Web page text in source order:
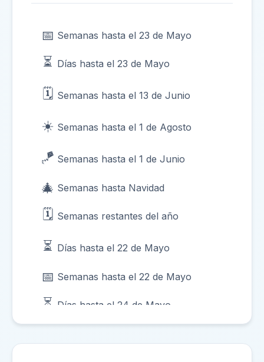
📅 Semanas hasta el 23 de Mayo
⏳ Días hasta el 23 de Mayo
🗓️ Semanas hasta el 13 de Junio
☀️ Semanas hasta el 1 de Agosto
🪁 Semanas hasta el 1 de Junio
🎄 Semanas hasta Navidad
🗓️ Semanas restantes del año
⏳ Días hasta el 22 de Mayo
📅 Semanas hasta el 22 de Mayo
⏳ Días hasta el 24 de Mayo